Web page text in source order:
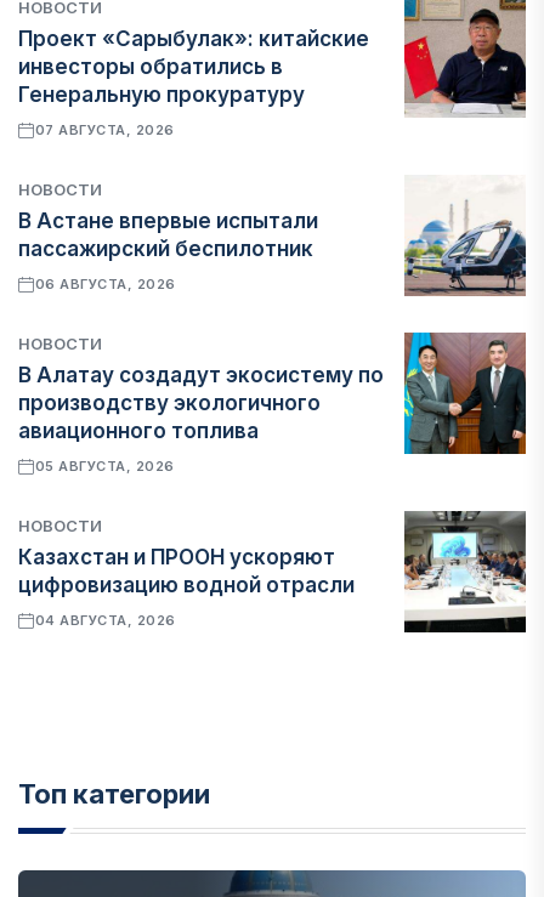
НОВОСТИ
Проект «Сарыбулак»: китайские
инвесторы обратились в
Генеральную прокуратуру
07 АВГУСТА, 2026
НОВОСТИ
В Астане впервые испытали
пассажирский беспилотник
06 АВГУСТА, 2026
НОВОСТИ
В Алатау создадут экосистему по
производству экологичного
авиационного топлива
05 АВГУСТА, 2026
НОВОСТИ
Казахстан и ПРООН ускоряют
цифровизацию водной отрасли
04 АВГУСТА, 2026
Топ категории